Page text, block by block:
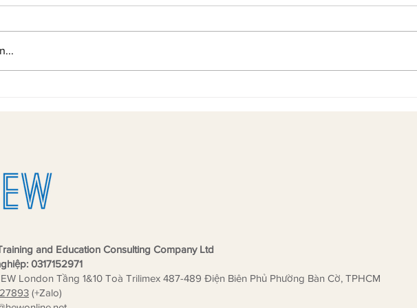
and Education Consulting Company Ltd
0317152971
London Tầng 1&10 Toà Trilimex 487-489 Điện Biên Phủ Phường Bàn Cờ, TPHCM
(+Zalo)